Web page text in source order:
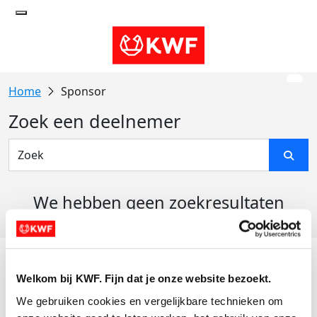
Welkom bij KWF. Fijn dat je onze website bezoekt.
We gebruiken cookies en vergelijkbare technieken om
Sponsor
Zoek een deelnemer
We hebben geen zoekresultaten
Actiematerialen
Evenementen